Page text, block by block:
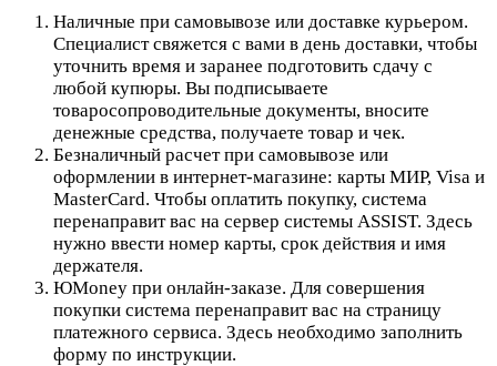
Наличные при самовывозе или доставке курьером.
Специалист свяжется с вами в день доставки, чтобы
уточнить время и заранее подготовить сдачу с
любой купюры. Вы подписываете
товаросопроводительные документы, вносите
денежные средства, получаете товар и чек.
Безналичный расчет при самовывозе или
оформлении в интернет-магазине: карты МИР, Visa и
MasterCard. Чтобы оплатить покупку, система
перенаправит вас на сервер системы ASSIST. Здесь
нужно ввести номер карты, срок действия и имя
держателя.
ЮMoney при онлайн-заказе. Для совершения
покупки система перенаправит вас на страницу
платежного сервиса. Здесь необходимо заполнить
форму по инструкции.